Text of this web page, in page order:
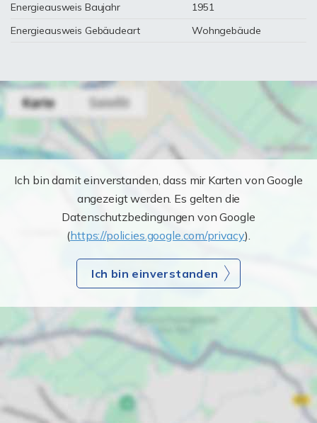
Energieausweis Baujahr
1951
Energieausweis Gebäudeart
Wohngebäude
Ich bin damit einverstanden, dass mir Karten von Google
angezeigt werden. Es gelten die
Datenschutzbedingungen von Google
(https://policies.google.com/privacy).
Ich bin einverstanden